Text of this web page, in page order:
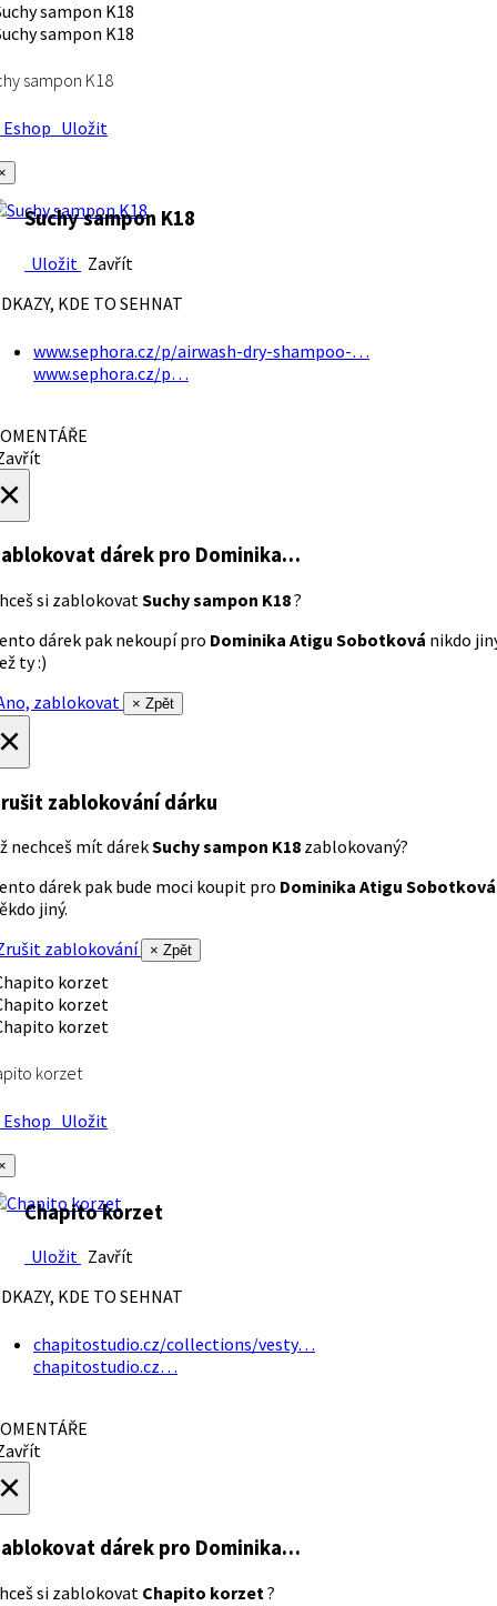
sampon K18
Uložit
Suchy sampon K18
Uložit Zavřít
KDE TO SEHNAT
www.sephora.cz/p/airwash-dry-shampoo-…
www.sephora.cz/p…
dárek pro Dominika…
si zablokovatSuchy sampon K18?
dárek pak nekoupí pro Dominika Atigu Sobotková nikdo
ty :)
zablokovat
× Zpět
zablokování dárku
nechceš mít dárekSuchy sampon K18 zablokovaný?
dárek pak bude moci koupit pro Dominika Atigu Sobotková
jiný.
zablokování
× Zpět
korzet
Uložit
Chapito korzet
Uložit Zavřít
KDE TO SEHNAT
chapitostudio.cz/collections/vesty…
chapitostudio.cz…
dárek pro Dominika…
si zablokovat Chapito korzet?